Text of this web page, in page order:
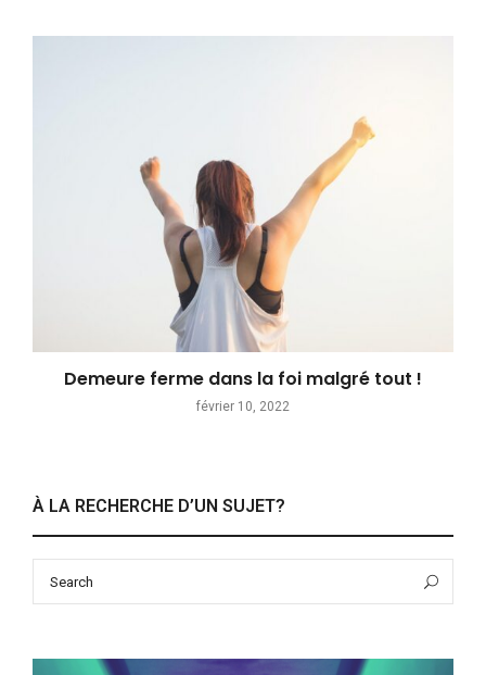
Demeure ferme dans la foi malgré tout !
février 10, 2022
À LA RECHERCHE D’UN SUJET?